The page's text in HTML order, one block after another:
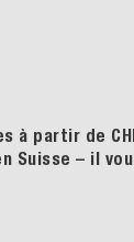
à partir de
Suisse – il